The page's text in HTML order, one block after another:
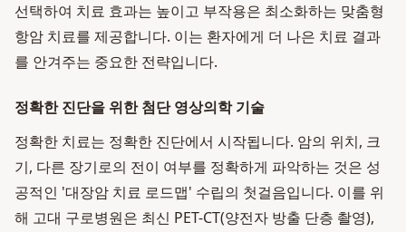
선택하여 치료 효과는 높이고 부작용은 최소화하는 맞춤형
항암 치료를 제공합니다. 이는 환자에게 더 나은 치료 결과
를 안겨주는 중요한 전략입니다.
정확한 진단을 위한 첨단 영상의학 기술
정확한 치료는 정확한 진단에서 시작됩니다. 암의 위치, 크
기, 다른 장기로의 전이 여부를 정확하게 파악하는 것은 성
공적인 '대장암 치료 로드맵' 수립의 첫걸음입니다. 이를 위
해 고대 구로병원은 최신 PET-CT(양전자 방출 단층 촬영),